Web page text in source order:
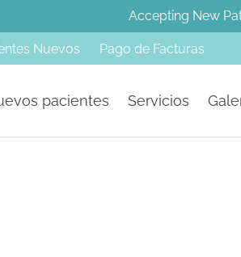
Nuevos Pago de Facturas
pacientes Servicios